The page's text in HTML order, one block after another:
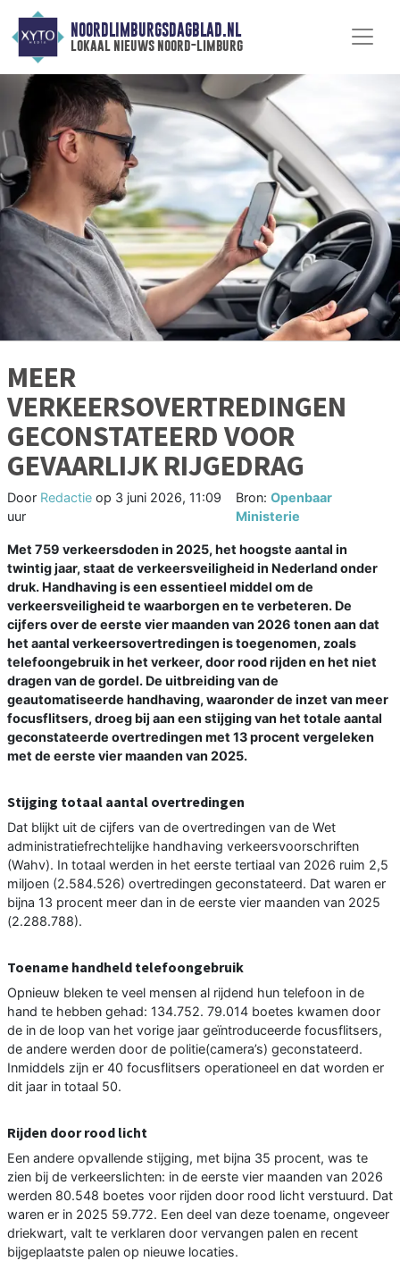
NOORDLIMBURGSDAGBLAD.NL
lokaal nieuws noord-limburg
MEER
VERKEERSOVERTREDINGEN
GECONSTATEERD VOOR
GEVAARLIJK RIJGEDRAG
Door Redactie op 3 juni 2026, 11:09
uur
Bron: Openbaar
Ministerie
Met 759 verkeersdoden in 2025, het hoogste aantal in
twintig jaar, staat de verkeersveiligheid in Nederland onder
druk. Handhaving is een essentieel middel om de
verkeersveiligheid te waarborgen en te verbeteren. De
cijfers over de eerste vier maanden van 2026 tonen aan dat
het aantal verkeersovertredingen is toegenomen, zoals
telefoongebruik in het verkeer, door rood rijden en het niet
dragen van de gordel. De uitbreiding van de
geautomatiseerde handhaving, waaronder de inzet van meer
focusflitsers, droeg bij aan een stijging van het totale aantal
geconstateerde overtredingen met 13 procent vergeleken
met de eerste vier maanden van 2025.
Stijging totaal aantal overtredingen
Dat blijkt uit de cijfers van de overtredingen van de Wet
administratiefrechtelijke handhaving verkeersvoorschriften
(Wahv). In totaal werden in het eerste tertiaal van 2026 ruim 2,5
miljoen (2.584.526) overtredingen geconstateerd. Dat waren er
bijna 13 procent meer dan in de eerste vier maanden van 2025
(2.288.788).
Toename handheld telefoongebruik
Opnieuw bleken te veel mensen al rijdend hun telefoon in de
hand te hebben gehad: 134.752. 79.014 boetes kwamen door
de in de loop van het vorige jaar geïntroduceerde focusflitsers,
de andere werden door de politie(camera’s) geconstateerd.
Inmiddels zijn er 40 focusflitsers operationeel en dat worden er
dit jaar in totaal 50.
Rijden door rood licht
Een andere opvallende stijging, met bijna 35 procent, was te
zien bij de verkeerslichten: in de eerste vier maanden van 2026
werden 80.548 boetes voor rijden door rood licht verstuurd. Dat
waren er in 2025 59.772. Een deel van deze toename, ongeveer
driekwart, valt te verklaren door vervangen palen en recent
bijgeplaatste palen op nieuwe locaties.